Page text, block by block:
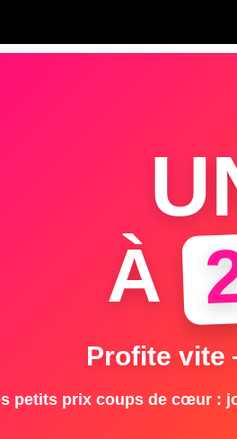
À
Profite vite
petits prix coups de cœur :